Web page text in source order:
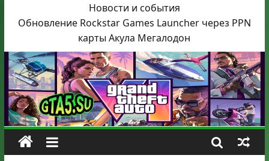
Новости и события
Обновление Rockstar Games Launcher через PPN
карты Акула Мегалодон